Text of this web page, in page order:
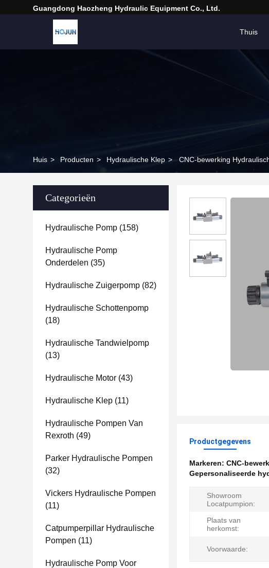
Guangdong Haozheng Hydraulic Equipment Co., Ltd.
Thuis
Huis > Producten > Hydraulische Klep > CNC-bewerking
Categorieën
Hydraulische Pomp (158)
Hydraulische Pomp
Onderdelen (35)
Hydraulische Zuigerpomp (82)
Hydraulische Schottenpomp
(18)
Hydraulische Tandwielpomp
(13)
Hydraulische Motor (43)
Hydraulische Klep (11)
Hydraulische Pompen Van
Rexroth (49)
Parker Hydraulische Pompen
(32)
Vickers Hydraulische Pompen
(11)
Catpumperpillar Hydraulische
Pompen (11)
Hydraulische Pomp Voor
Productgegevens
Markeren: CNC-
Gepersonaliseerde
Showroom
Locatpumpion:
Plaats van
herkomst:
Voorwaarde: